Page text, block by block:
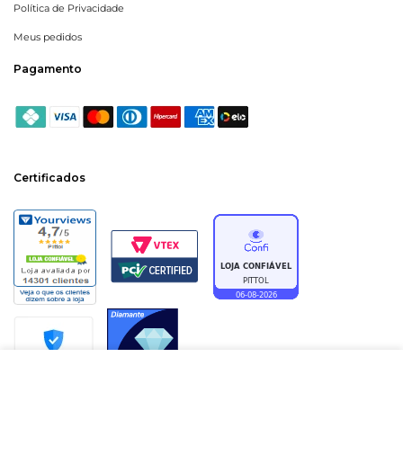
Política de Privacidade
Meus pedidos
Pagamento
Certificados